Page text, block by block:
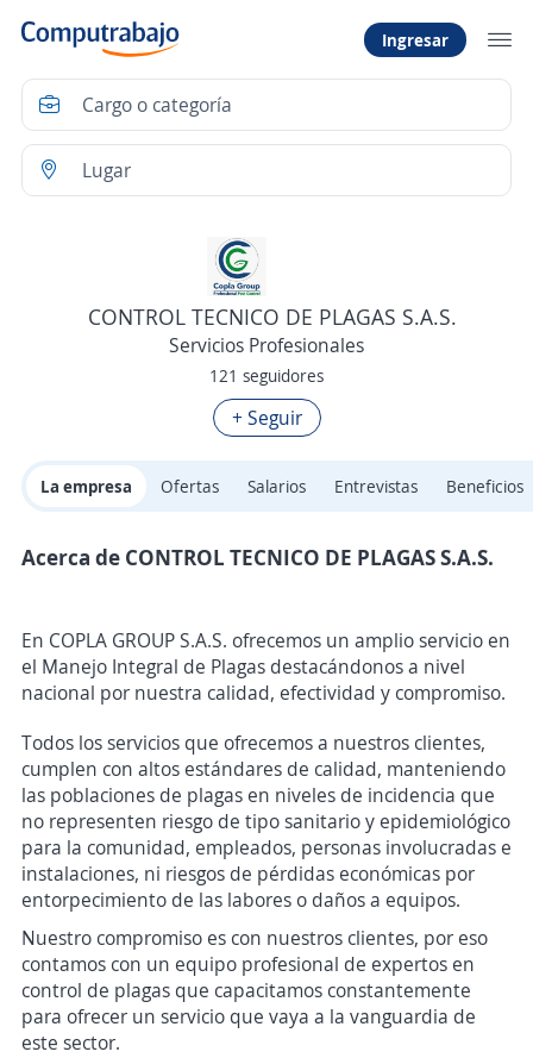
Ingresar
CONTROL TECNICO DE PLAGAS S.A.S.
Servicios Profesionales
121 seguidores
+ Seguir
La empresa Ofertas Salarios Entrevistas Beneficios
Acerca de CONTROL TECNICO DE PLAGAS S.A.S.
En COPLA GROUP S.A.S. ofrecemos un amplio servicio en
el Manejo Integral de Plagas destacándonos a nivel
nacional por nuestra calidad, efectividad y compromiso.
Todos los servicios que ofrecemos a nuestros clientes,
cumplen con altos estándares de calidad, manteniendo
las poblaciones de plagas en niveles de incidencia que
no representen riesgo de tipo sanitario y epidemiológico
para la comunidad, empleados, personas involucradas e
instalaciones, ni riesgos de pérdidas económicas por
entorpecimiento de las labores o daños a equipos.
Nuestro compromiso es con nuestros clientes, por eso
contamos con un equipo profesional de expertos en
control de plagas que capacitamos constantemente
para ofrecer un servicio que vaya a la vanguardia de
este sector.